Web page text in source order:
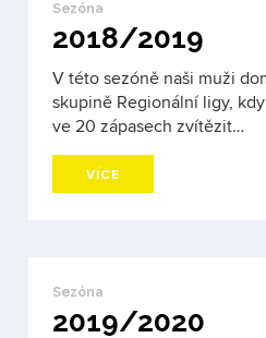
Sezóna
2018/2019
V této sezóně naši muži
skupině Regionální ligy,
ve 20 zápasech zvítězit…
VÍCE
Sezóna
2019/2020